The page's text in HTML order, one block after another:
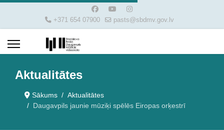
+371 654 07900 pasts@sbdmv.gov.lv
Aktualitātes
Sākums
Aktualitātes
Daugavpils jaunie mūziķi spēlēs Eiropas orķestrī